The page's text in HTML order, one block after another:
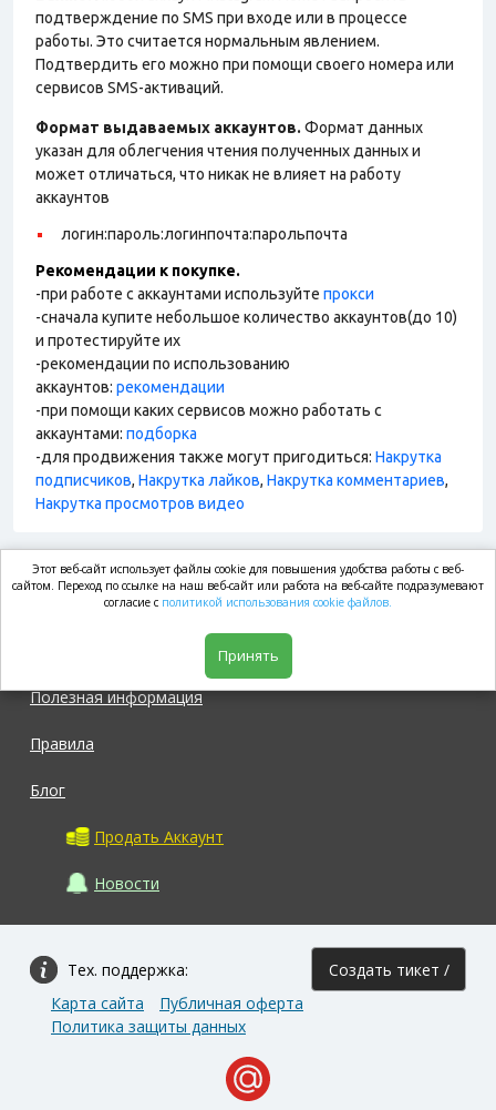
подтверждение по SMS при входе или в процессе
работы. Это считается нормальным явлением.
Подтвердить его можно при помощи своего номера или
сервисов SMS-активаций.
Формат выдаваемых аккаунтов. Формат данных
указан для облегчения чтения полученных данных и
может отличаться, что никак не влияет на работу
аккаунтов
логин:пароль:логинпочта:парольпочта
Рекомендации к покупке.
-при работе с аккаунтами используйте прокси
-сначала купите небольшое количество аккаунтов(до 10)
и протестируйте их
-рекомендации по использованию
аккаунтов: рекомендации
-при помощи каких сервисов можно работать с
аккаунтами: подборка
-для продвижения также могут пригодиться: Накрутка
подписчиков, Накрутка лайков, Накрутка комментариев,
Накрутка просмотров видео
market.com
Полезная информация
Правила
Блог
Продать Аккаунт
Новости
Тех. поддержка: Создать тикет /
Карта сайта
Публичная оферта
Политика защиты данных
Этот веб-сайт использует файлы cookie для повышения удобства работы с веб-
сайтом. Переход по ссылке на наш веб-сайт или работа на веб-сайте подразумевают
согласие с политикой использования cookie файлов.
Принять